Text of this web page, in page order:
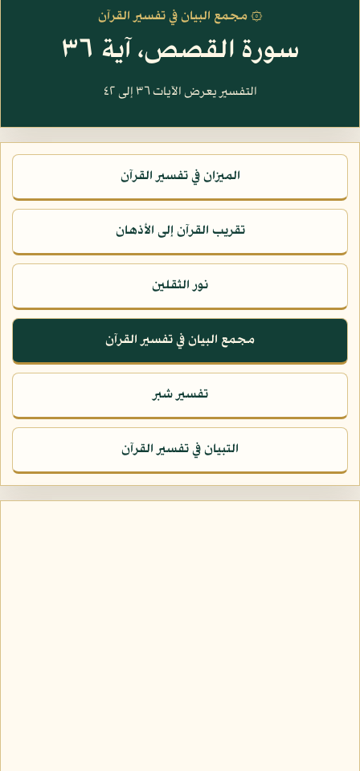
۞ مجمع البيان في تفسير القرآن
سورة القصص، آية ٣٦
التفسير يعرض الآيات ٣٦ إلى ٤٢
الميزان في تفسير القرآن
تقريب القرآن إلى الأذهان
نور الثقلين
مجمع البيان في تفسير القرآن
تفسير شبر
التبيان في تفسير القرآن